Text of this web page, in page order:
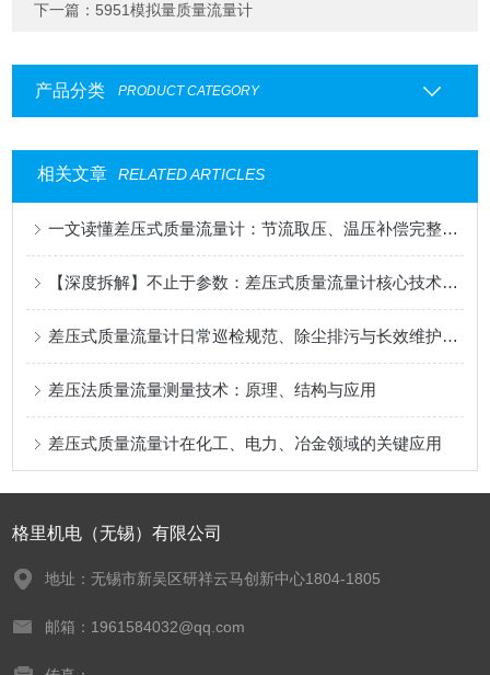
下一篇： 5951模拟量质量流量计
产品分类 PRODUCT CATEGORY
相关文章 RELATED ARTICLES
一文读懂差压式质量流量计：节流取压、温压补偿完整工作原理
【深度拆解】不止于参数：差压式质量流量计核心技术路线对比，兼谈国产厂商的突围与选择
差压式质量流量计日常巡检规范、除尘排污与长效维护要点
差压法质量流量测量技术：原理、结构与应用
差压式质量流量计在化工、电力、冶金领域的关键应用
格里机电（无锡）有限公司
地址：无锡市新吴区研祥云马创新中心1804-1805
邮箱：1961584032@qq.com